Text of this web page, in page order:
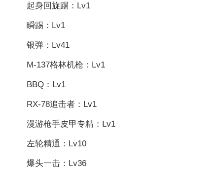
起身回旋踢：Lv1
瞬踢：Lv1
银弹：Lv41
M-137格林机枪：Lv1
BBQ：Lv1
RX-78追击者：Lv1
漫游枪手皮甲专精：Lv1
左轮精通：Lv10
爆头一击：Lv36